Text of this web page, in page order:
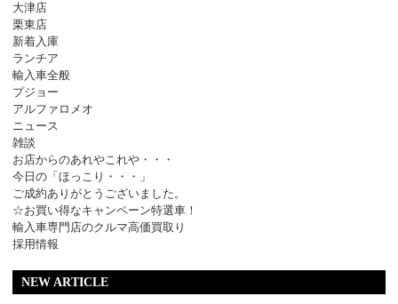
大津店
栗東店
新着入庫
ランチア
輸入車全般
プジョー
アルファロメオ
ニュース
雑談
お店からのあれやこれや・・・
今日の「ほっこり・・・」
ご成約ありがとうございました。
☆お買い得なキャンペーン特選車！
輸入車専門店のクルマ高価買取り
採用情報
NEW ARTICLE